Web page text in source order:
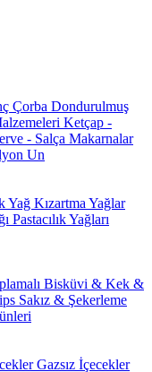
Çorba Dondurulmuş
Ketçap -
- Salça Makarnalar
Un
Yağ Kızartma Yağlar
Pastacılık Yağları
Bisküvi & Kek &
Sakız & Şekerleme
Gazsız İçecekler